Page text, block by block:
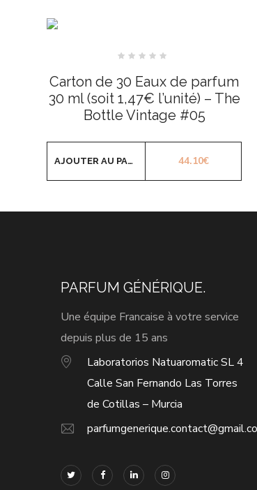
sur
5
Carton de 30 Eaux de parfum
30 ml (soit 1,47€ l’unité) – The
Bottle Vintage #05
44.10€
AJOUTER AU PANIER
PARFUM GÉNÉRIQUE.
Une équipe Francaise à votre service
depuis plus de 15 ans
Laboratorios Natuaromatic SL 4
Calle San Fernando Las Torres
de Cotillas – Murcia